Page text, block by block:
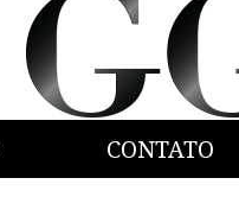
CONTATO